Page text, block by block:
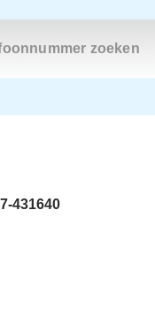
zoeken
431640